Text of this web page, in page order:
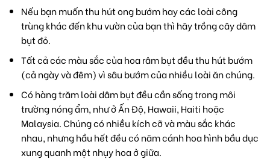
Nếu bạn muốn thu hút ong bướm hay các loài công
trùng khác đến khu vườn của bạn thì hãy trồng cây dâm
bụt đỏ.
Tất cả các màu sắc của hoa râm bụt đều thu hút bướm
(cả ngày và đêm) vì sâu bướm của nhiều loài ăn chúng.
Có hàng trăm loài dâm bụt đều cần sống trong môi
trường nóng ẩm, như ở Ấn Độ, Hawaii, Haiti hoặc
Malaysia. Chúng có nhiều kích cỡ và màu sắc khác
nhau, nhưng hầu hết đều có năm cánh hoa hình bầu dục
xung quanh một nhụy hoa ở giữa.